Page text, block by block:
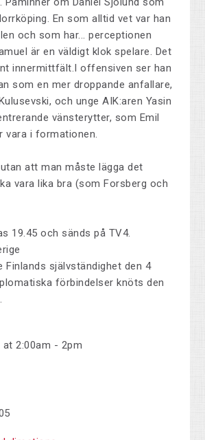
En som alltid vet var han
och som har... perceptionen
är en väldigt klok spelare. Det
innermittfält.I offensiven ser han
som en mer droppande anfallare,
och unge AIK:aren Yasin
vänsterytter, som Emil
vara i formationen.
att man måste lägga det
vara lika bra (som Forsberg och
19.45 och sänds på TV4.
Finlands självständighet den 4
förbindelser knöts den
at 2:00am - 2pm